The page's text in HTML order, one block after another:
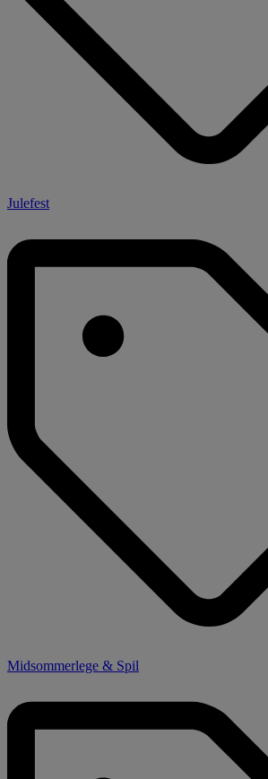
Julefest
Midsommerlege & Spil